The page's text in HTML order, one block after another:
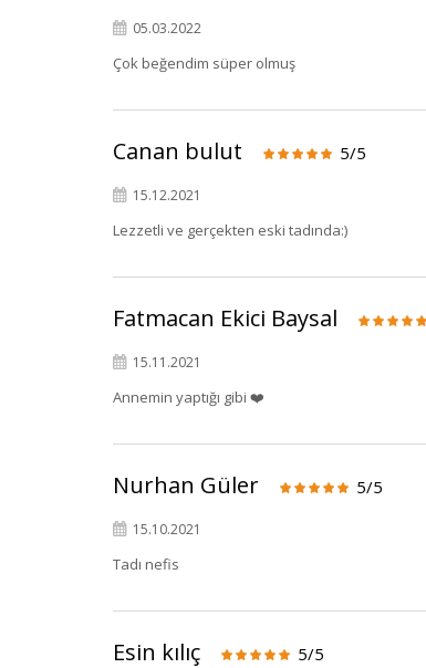
05.03.2022
Çok beğendim süper olmuş
Canan bulut 5/5
15.12.2021
Lezzetli ve gerçekten eski tadında:)
Fatmacan Ekici Baysal
15.11.2021
Annemin yaptığı gibi ❤️
Nurhan Güler 5/5
15.10.2021
Tadı nefis
Esin kılıç 5/5